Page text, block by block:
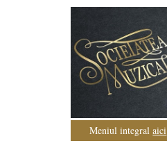
Meniul integralaici